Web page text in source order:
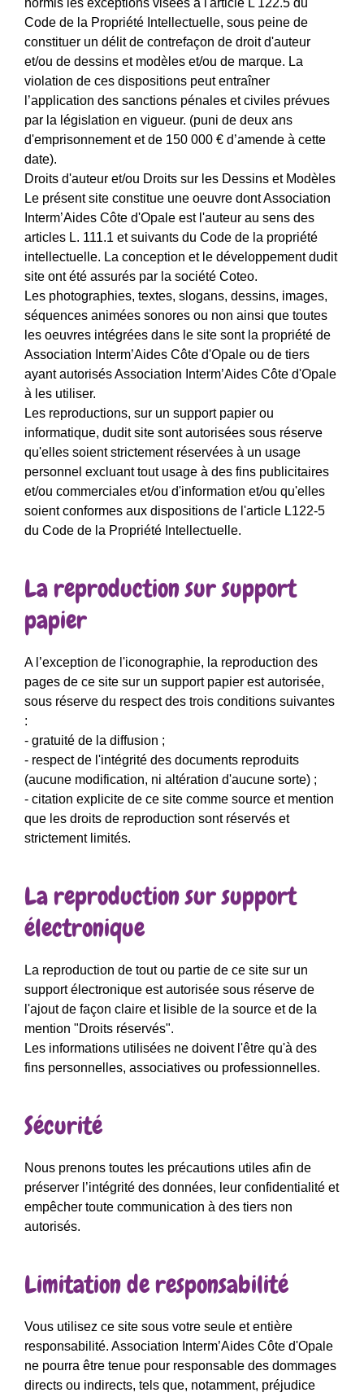
hormis les exceptions visées à l'article L 122.5 du
Code de la Propriété Intellectuelle, sous peine de
constituer un délit de contrefaçon de droit d'auteur
et/ou de dessins et modèles et/ou de marque. La
violation de ces dispositions peut entraîner
l’application des sanctions pénales et civiles prévues
par la législation en vigueur. (puni de deux ans
d'emprisonnement et de 150 000 € d’amende à cette
date).
Droits d'auteur et/ou Droits sur les Dessins et Modèles
Le présent site constitue une oeuvre dont Association
Interm’Aides Côte d'Opale est l'auteur au sens des
articles L. 111.1 et suivants du Code de la propriété
intellectuelle. La conception et le développement dudit
site ont été assurés par la société Coteo.
Les photographies, textes, slogans, dessins, images,
séquences animées sonores ou non ainsi que toutes
les oeuvres intégrées dans le site sont la propriété de
Association Interm’Aides Côte d'Opale ou de tiers
ayant autorisés Association Interm’Aides Côte d'Opale
à les utiliser.
Les reproductions, sur un support papier ou
informatique, dudit site sont autorisées sous réserve
qu'elles soient strictement réservées à un usage
personnel excluant tout usage à des fins publicitaires
et/ou commerciales et/ou d'information et/ou qu'elles
soient conformes aux dispositions de l'article L122-5
du Code de la Propriété Intellectuelle.
La reproduction sur support
papier
A l’exception de l'iconographie, la reproduction des
pages de ce site sur un support papier est autorisée,
sous réserve du respect des trois conditions suivantes
:
- gratuité de la diffusion ;
- respect de l'intégrité des documents reproduits
(aucune modification, ni altération d'aucune sorte) ;
- citation explicite de ce site comme source et mention
que les droits de reproduction sont réservés et
strictement limités.
La reproduction sur support
électronique
La reproduction de tout ou partie de ce site sur un
support électronique est autorisée sous réserve de
l'ajout de façon claire et lisible de la source et de la
mention "Droits réservés".
Les informations utilisées ne doivent l'être qu'à des
fins personnelles, associatives ou professionnelles.
Sécurité
Nous prenons toutes les précautions utiles afin de
préserver l’intégrité des données, leur confidentialité et
empêcher toute communication à des tiers non
autorisés.
Limitation de responsabilité
Vous utilisez ce site sous votre seule et entière
responsabilité. Association Interm’Aides Côte d'Opale
ne pourra être tenue pour responsable des dommages
directs ou indirects, tels que, notamment, préjudice